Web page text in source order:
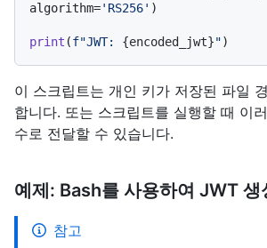
algorithm='RS256' )
print (f"JWT: {encoded_jwt}"
이 스크립트는 개인 키가 저장된 파일
합니다. 또는 스크립트를 실행할 때 이
수로 전달할 수 있습니다.
예제: Bash를 사용하여 JWT 생
참고